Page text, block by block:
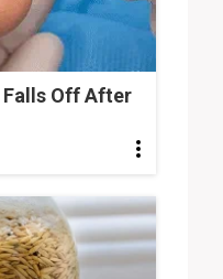
Falls Off After